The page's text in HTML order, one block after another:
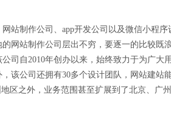
站制作公司、app开发公司以及微信小程
网站制作公司层出不穷，要逐一的比较
司自2010年创办以来，始终致力于为广
该公司还拥有30多个设计团队，网站建
区之外，业务范围甚至扩展到了北京、广